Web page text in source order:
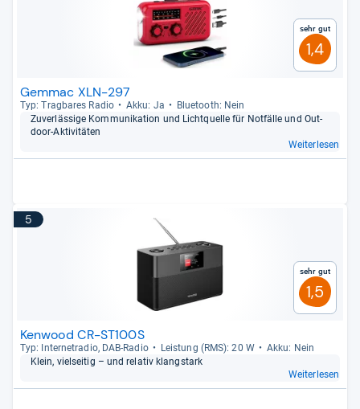
Sehr gut
1,4
Gemmac XLN-297
Typ: Trag­ba­res Radio Akku: Ja
Blue­tooth: Nein
Zuver­läs­sige Kom­mu­ni­ka­tion und Licht­quelle für Not­fälle und Out­
door-​Akti­vi­tä­ten
Weiterlesen
5
Sehr gut
1,5
Kenwood CR-ST100S
Typ: Inter­ne­tra­dio, DAB-​Radio Leis­tung (RMS): 20 W
Akku: Nein
Klein, viel­sei­tig – und rela­tiv klang­stark
Weiterlesen